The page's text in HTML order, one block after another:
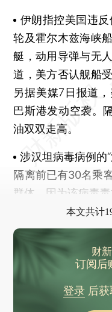
伊朗指控美国违反
轮及霍尔木兹海峡船
艇 ，动用导弹与无
道， 美方否认舰船
另据美媒7日报道
巴斯港发动空袭。
油双双走高。
涉汉坦病毒病例的
隔离前已有30名乘
群体，因为该病毒
本文共计
财
订阅后
登录后获